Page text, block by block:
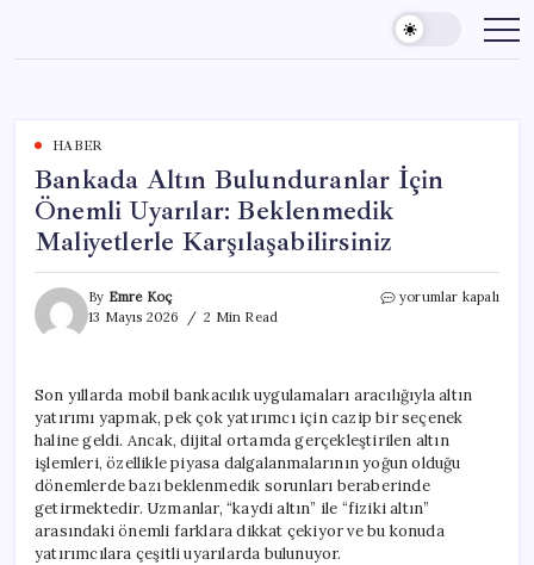
content
HABER
Bankada Altın Bulunduranlar İçin
Önemli Uyarılar: Beklenmedik
Maliyetlerle Karşılaşabilirsiniz
By Emre Koç
13 Mayıs 2026
2 Min Read
Bankada
Uyarılar:
Beklenmedik
Maliyetlerle
Karşılaşabilirsiniz
için
yorumlar kapalı
Son yıllarda mobil bankacılık uygulamaları aracılığıyla altın
yatırımı yapmak, pek çok yatırımcı için cazip bir seçenek
haline geldi. Ancak, dijital ortamda gerçekleştirilen altın
işlemleri, özellikle piyasa dalgalanmalarının yoğun olduğu
dönemlerde bazı beklenmedik sorunları beraberinde
getirmektedir. Uzmanlar, “kaydi altın” ile “fiziki altın”
arasındaki önemli farklara dikkat çekiyor ve bu konuda
yatırımcılara çeşitli uyarılarda bulunuyor.